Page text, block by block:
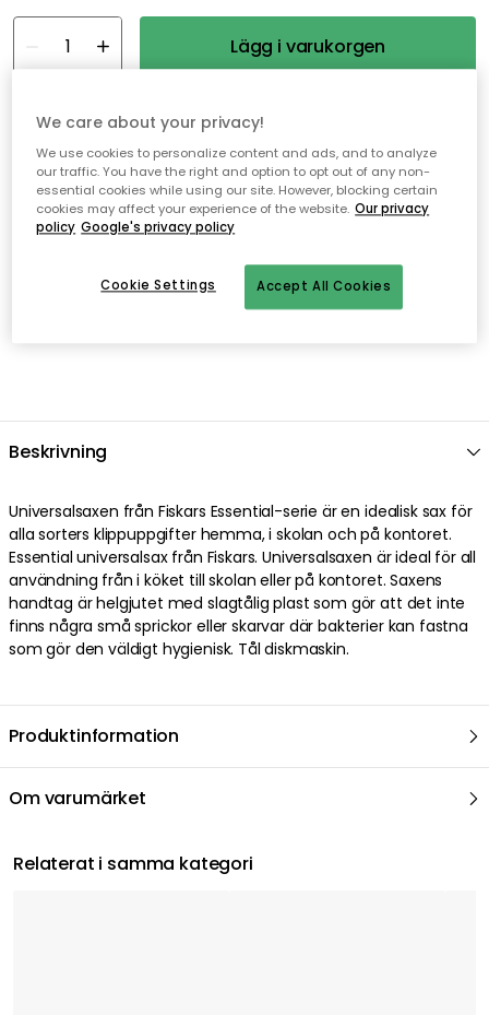
Lägg i varukorgen
Fri frakt över 499 kr*
Snabba och flexibla leveranser
Beskrivning
Universalsaxen från Fiskars Essential-serie är en idealisk sax för
alla sorters klippuppgifter hemma, i skolan och på kontoret.
Essential universalsax från Fiskars. Universalsaxen är ideal för all
användning från i köket till skolan eller på kontoret. Saxens
handtag är helgjutet med slagtålig plast som gör att det inte
finns några små sprickor eller skarvar där bakterier kan fastna
som gör den väldigt hygienisk. Tål diskmaskin.
Produktinformation
Om varumärket
Relaterat i samma kategori
We care about your privacy!
We use cookies to personalize content and ads, and to analyze
our traffic. You have the right and option to opt out of any non-
essential cookies while using our site. However, blocking certain
cookies may affect your experience of the website. Our privacy
policy Google's privacy policy
Accept All Cookies
Cookie Settings